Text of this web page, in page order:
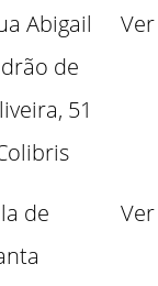
Abigail
de
51
Ver
de
Ver